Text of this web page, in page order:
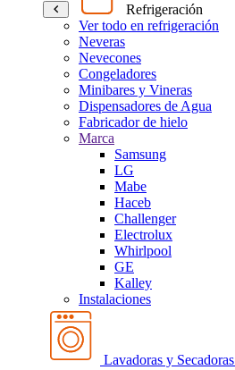
Refrigeración
Ver todo en refrigeración
Neveras
Nevecones
Congeladores
Minibares y Vineras
Dispensadores de Agua
Fabricador de hielo
Marca
Samsung
LG
Mabe
Haceb
Challenger
Electrolux
Whirlpool
GE
Kalley
Instalaciones
Lavadoras y Secadoras